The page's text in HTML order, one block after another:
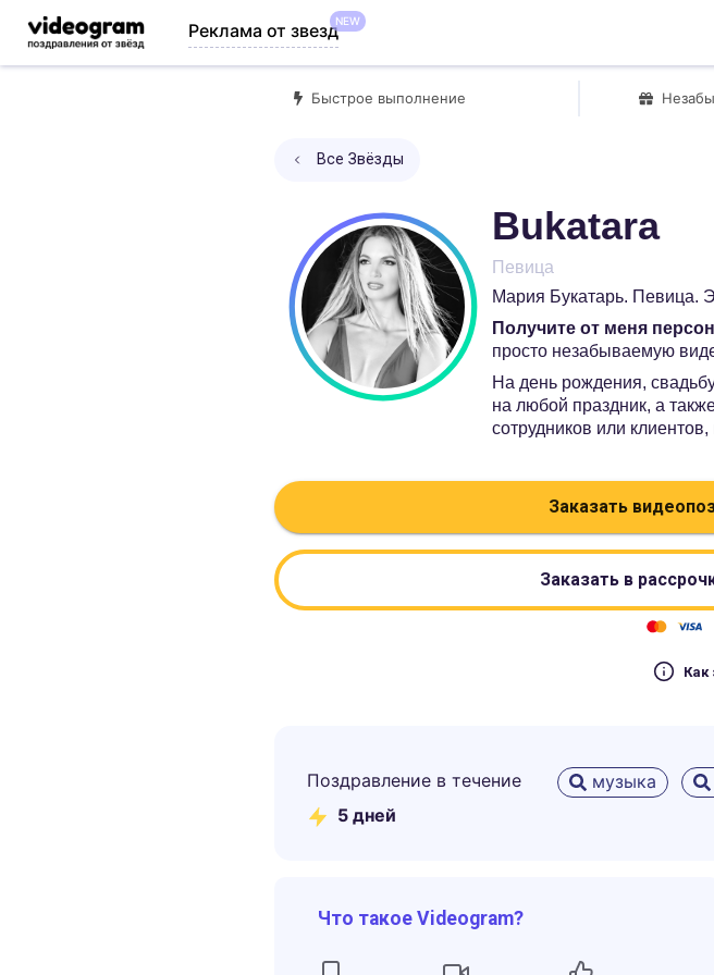
Реклама от звездNEW
Быстрое выполнение
Все Звёзды
Bukatara
Певица
Мария Букатарь. Певица.
Получите от меня
просто незабываемую
На день рождения,
на любой праздник, а
сотрудников или
Заказать
Заказать в
Как
Поздравление в течение
5 дней
музыка
Что такое Videogram?